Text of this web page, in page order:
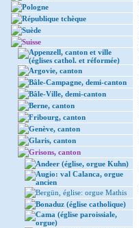
Pologne
République tchèque
Suède
Suisse
Appenzell, canton et ville
(églises cathol. et réformée)
Argovie, canton
Bâle-Campagne, demi-canton
Bâle-Ville, demi-canton
Berne, canton
Fribourg, canton
Genève, canton
Glaris, canton
Grisons, canton
Andeer (église, orgue Kuhn)
Augio: val Calanca, orgue
ancien
Bergün, église: orgue Mathis
Bonaduz (église catholique)
Cama (église paroissiale,
orgue)